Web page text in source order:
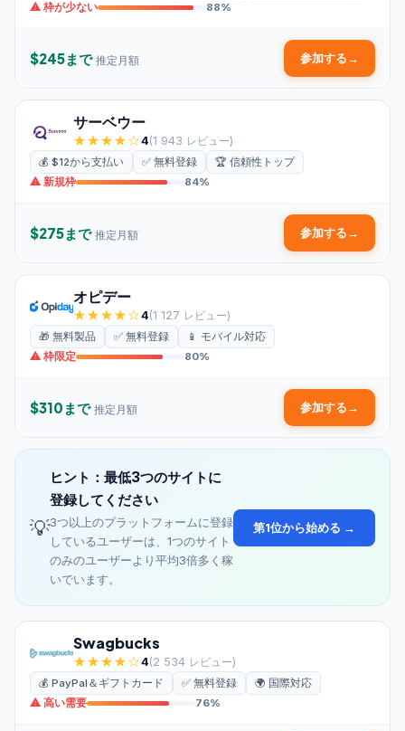
⚠ 枠が少ない
88%
$245まで 推定月額 参加する→
サーベウー
★★★★☆4(1 943 レビュー)
💰 $12から支払い ✅ 無料登録
🏆 信頼性トップ
⚠ 新規枠
84%
$275まで 推定月額 参加する→
オピデー
★★★★☆4(1 127 レビュー)
🎁 無料製品 ✅ 無料登録
📱 モバイル対応
⚠ 枠限定
80%
$310まで 推定月額 参加する→
💡
ヒント：最低3つのサイトに
登録してください
3つ以上のプラットフォームに登録
しているユーザーは、1つのサイト
のみのユーザーより平均3倍多く稼
いでいます。
第1位から始める →
Swagbucks
★★★★☆4(2 534 レビュー)
💰 PayPal＆ギフトカード ✅ 無料登録
🌍 国際対応
⚠ 高い需要
76%